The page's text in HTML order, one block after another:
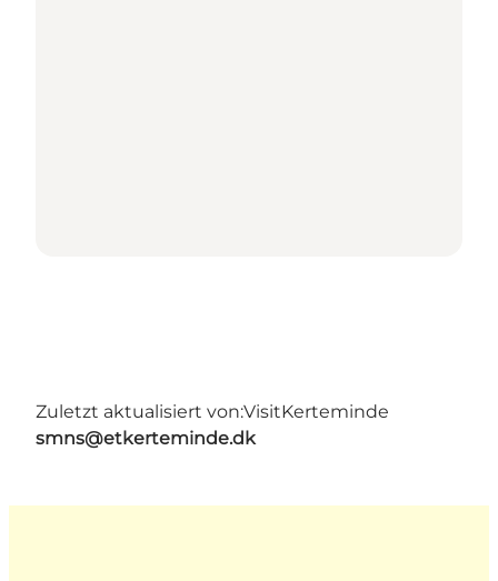
Zuletzt aktualisiert von:VisitKerteminde
smns@etkerteminde.dk